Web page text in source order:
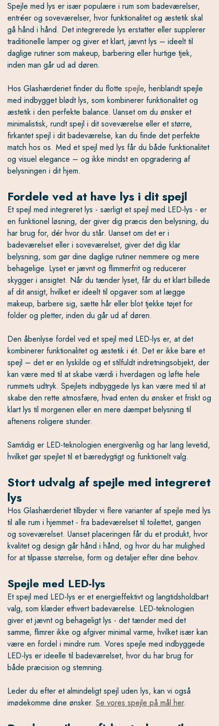
Spejle med lys er især populære i rum som badeværelser,
entréer og soveværelser, hvor funktionalitet og æstetik skal
gå hånd i hånd. Det integrerede lys erstatter eller supplerer
traditionelle lamper og giver et klart, jævnt lys – ideelt til
daglige rutiner som makeup, barbering eller hurtige tjek,
inden man går ud ad døren.
Hos Glashærderiet finder du flotte spejle, heriblandt spejle
med indbygget blødt lys, som kombinerer funktionalitet og
æstetik i den perfekte balance. Uanset om du ønsker et
minimalistisk, rundt spejl i dit soveværelse eller et større,
firkantet spejl i dit badeværelse, kan du finde det perfekte
match hos os. Med et spejl med lys får du både funktionalitet
og visuel elegance – og ikke mindst en opgradering af
belysningen i dit hjem.
Fordele ved at have lys i dit spejl
Et spejl med integreret lys - særligt et spejl med LED-lys - er
en funktionel løsning, der giver dig præcis den belysning, du
har brug for, dér hvor du står. Uanset om det er i
badeværelset eller i soveværelset, giver det dig klar
belysning, som gør dine daglige rutiner nemmere og mere
behagelige. Lyset er jævnt og flimmerfrit og reducerer
skygger i ansigtet. Når du tænder lyset, får du et klart billede
af dit ansigt, hvilket er ideelt til opgaver som at lægge
makeup, barbere sig, sætte hår eller blot tjekke tøjet for
folder og pletter, inden du går ud af døren.
Den åbenlyse fordel ved et spejl med LED-lys er, at det
kombinerer funktionalitet og æstetik i ét. Det er ikke bare et
spejl – det er en lyskilde og et stilfuldt indretningsobjekt, der
kan være med til at skabe værdi i hverdagen og løfte hele
rummets udtryk. Spejlets indbyggede lys kan være med til at
skabe den rette atmosfære, hvad enten du ønsker et friskt og
klart lys til morgenen eller en mere dæmpet belysning til
aftenens roligere stunder.
Samtidig er LED-teknologien energivenlig og har lang levetid,
hvilket gør spejlet til et bæredygtigt og funktionelt valg.
Stort udvalg af spejle med integreret
lys
Hos Glashærderiet tilbyder vi flere varianter af spejle med lys
til alle rum i hjemmet - fra badeværelset til toilettet, gangen
og soveværelset. Uanset placeringen får du et produkt, hvor
kvalitet og design går hånd i hånd, og hvor du har mulighed
for at tilpasse størrelse, form og detaljer efter dine behov.
Spejle med LED-lys
Et spejl med LED-lys er et energieffektivt og langtidsholdbart
valg, som klæder ethvert badeværelse. LED-teknologien
giver et jævnt og behageligt lys - det tænder med det
samme, flimrer ikke og afgiver minimal varme, hvilket især kan
være en fordel i mindre rum. Vores spejle med indbyggede
LED-lys er ideelle til badeværelset, hvor du har brug for
både præcision og stemning.
Leder du efter et almindeligt spejl uden lys, kan vi også
imødekomme dine ønsker. Se vores spejle på mål her.